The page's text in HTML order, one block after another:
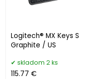
Logitech® MX Keys S
Graphite / US
skladom 2 ks
115.77 €